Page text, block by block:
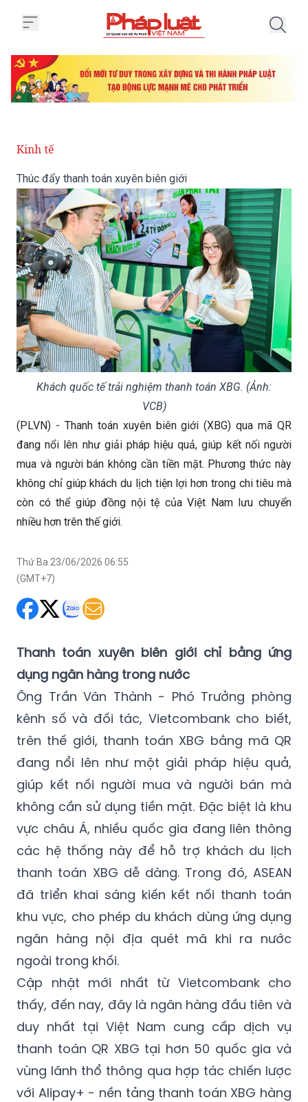
Kinh tế
Thúc đẩy thanh toán xuyên biên giới
Khách quốc tế trải nghiệm thanh toán XBG. (Ảnh:
VCB)
(PLVN) - Thanh toán xuyên biên giới (XBG) qua mã QR
đang nổi lên như giải pháp hiệu quả, giúp kết nối người
mua và người bán không cần tiền mặt. Phương thức này
không chỉ giúp khách du lịch tiện lợi hơn trong chi tiêu mà
còn có thể giúp đồng nội tệ của Việt Nam lưu chuyển
nhiều hơn trên thế giới.
Thứ Ba 23/06/2026 06:55
(GMT+7)
Thanh toán xuyên biên giới chỉ bằng ứng
dụng ngân hàng trong nước
Ông Trần Văn Thành - Phó Trưởng phòng
kênh số và đối tác, Vietcombank cho biết,
trên thế giới, thanh toán XBG bằng mã QR
đang nổi lên như một giải pháp hiệu quả,
giúp kết nối người mua và người bán mà
không cần sử dụng tiền mặt. Đặc biệt là khu
vực châu Á, nhiều quốc gia đang liên thông
các hệ thống này để hỗ trợ khách du lịch
thanh toán XBG dễ dàng. Trong đó, ASEAN
đã triển khai sáng kiến kết nối thanh toán
khu vực, cho phép du khách dùng ứng dụng
ngân hàng nội địa quét mã khi ra nước
ngoài trong khối.
Cập nhật mới nhất từ Vietcombank cho
thấy, đến nay, đây là ngân hàng đầu tiên và
duy nhất tại Việt Nam cung cấp dịch vụ
thanh toán QR XBG tại hơn 50 quốc gia và
vùng lãnh thổ thông qua hợp tác chiến lược
với Alipay+ - nền tảng thanh toán XBG hàng